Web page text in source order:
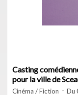
Casting
pour la ville de
Cinéma / Fiction Du